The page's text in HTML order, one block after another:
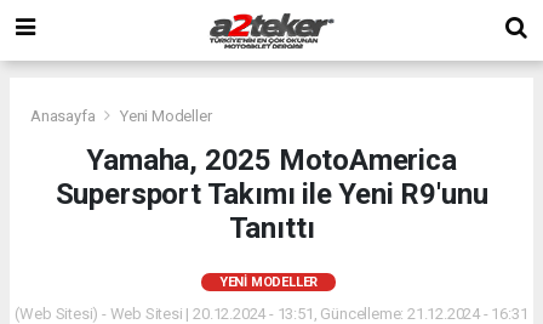
Anasayfa Yeni Modeller
Yamaha, 2025 MotoAmerica
Supersport Takımı ile Yeni R9'unu
Tanıttı
YENI MODELLER
(Web Sitesi) - Web Sitesi | 20.12.2024 - 13:51, Güncelleme: 21.12.2024 - 16:31